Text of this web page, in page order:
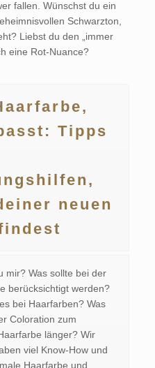
fallen. Wünschst du ein
Schwarzton,
Liebst du den „immer
eine Rot-Nuance?
Tipps
neuen
mir? Was sollte bei der
berücksichtigt werden?
bei Haarfarben? Was
Coloration zum
länger? Wir
viel Know-How und
Haarfarbe und